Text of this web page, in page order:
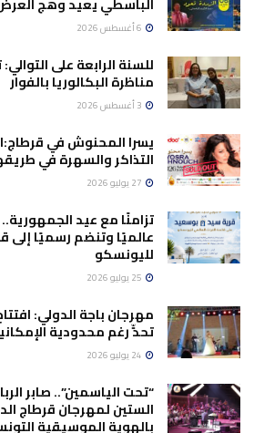
للسنة الرابعة على
مناظرة البكالوريا بالفوار
يسرا المحنوش في
التذاكر والسهرة في
تزامنًا مع عيد
عالميًا وتنضم رسميًا إلى
لليونسكو
مهرجان باجة الدولي:
تحدٍّ رغم محدودية
“تحت الياسمين”.. صابر
الستين لمهرجان قرطاج
بالهوية الموسيقية